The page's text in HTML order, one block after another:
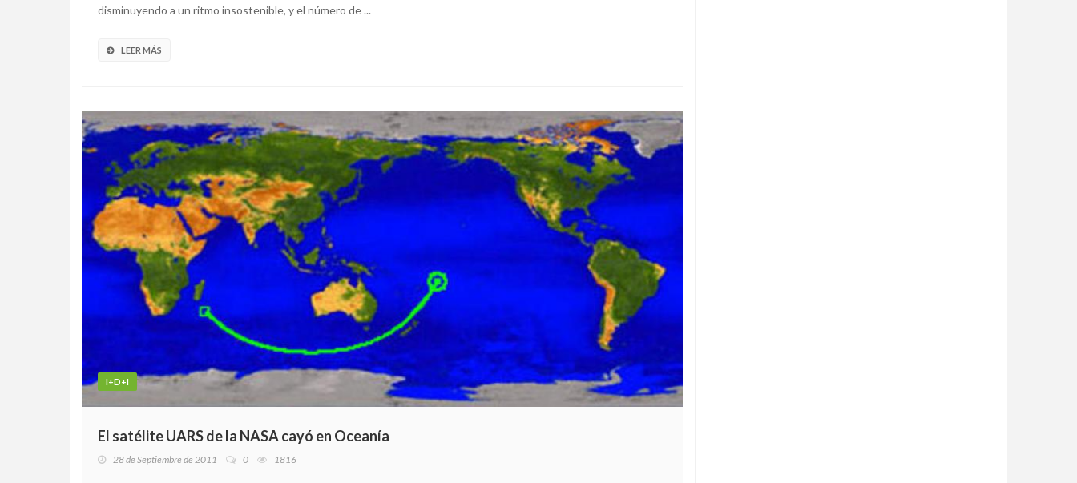
disminuyendo a un ritmo insostenible, y el número de ...
LEER MÁS
I+D+I
El satélite UARS de la NASA cayó en Oceanía
28 de Septiembre de 2011 0 1816